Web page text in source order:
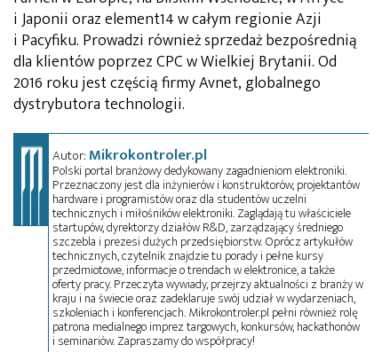
i Japonii oraz element14 w całym regionie Azji
i Pacyfiku. Prowadzi również sprzedaż bezpośrednią
dla klientów poprzez CPC w Wielkiej Brytanii. Od
2016 roku jest częścią firmy Avnet, globalnego
dystrybutora technologii.
Autor:Mikrokontroler.pl
Polski portal branżowy dedykowany zagadnieniom elektroniki.
Przeznaczony jest dla inżynierów i konstruktorów, projektantów
hardware i programistów oraz dla studentów uczelni
technicznych i miłośników elektroniki. Zaglądają tu właściciele
startupów, dyrektorzy działów R&D, zarządzający średniego
szczebla i prezesi dużych przedsiębiorstw. Oprócz artykułów
technicznych, czytelnik znajdzie tu porady i pełne kursy
przedmiotowe, informacje o trendach w elektronice, a także
oferty pracy. Przeczyta wywiady, przejrzy aktualności z branży w
kraju i na świecie oraz zadeklaruje swój udział w wydarzeniach,
szkoleniach i konferencjach. Mikrokontroler.pl pełni również rolę
patrona medialnego imprez targowych, konkursów, hackathonów
i seminariów. Zapraszamy do współpracy!